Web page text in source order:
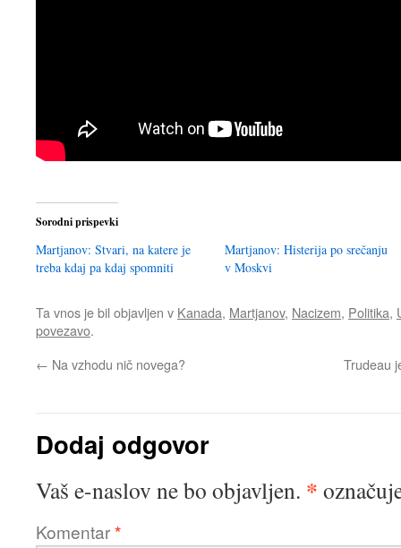
Sorodni prispevki
Martjanov: Stvari, na katere je
treba kdaj pa kdaj spomniti
Martjanov: Histerija po srečanju
v Moskvi
Ta vnos je bil objavljen v Kanada, Martjanov, Nacizem, Politika,
povezavo.
← Na vzhodu nič novega? Trudeau
Dodaj odgovor
Vaš e-naslov ne bo objavljen. *
Komentar*